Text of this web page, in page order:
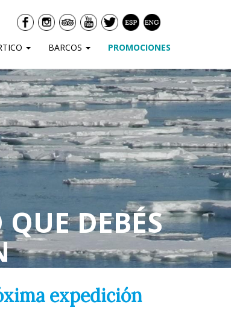
BARCOS PROMOCIONES
DEBÉS
expedición